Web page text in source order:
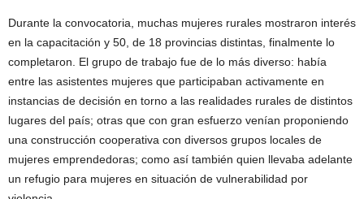
Durante la convocatoria, muchas mujeres rurales mostraron interés
en la capacitación y 50, de 18 provincias distintas, finalmente lo
completaron. El grupo de trabajo fue de lo más diverso: había
entre las asistentes mujeres que participaban activamente en
instancias de decisión en torno a las realidades rurales de distintos
lugares del país; otras que con gran esfuerzo venían proponiendo
una construcción cooperativa con diversos grupos locales de
mujeres emprendedoras; como así también quien llevaba adelante
un refugio para mujeres en situación de vulnerabilidad por